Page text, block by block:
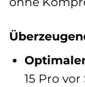
15 Pro